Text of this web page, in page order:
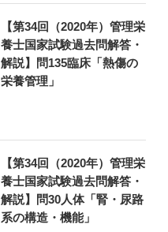
【第34回（2020年）管理栄
養士国家試験過去問解答・
解説】問135臨床「熱傷の
栄養管理」
【第34回（2020年）管理栄
養士国家試験過去問解答・
解説】問30人体「腎・尿路
系の構造・機能」